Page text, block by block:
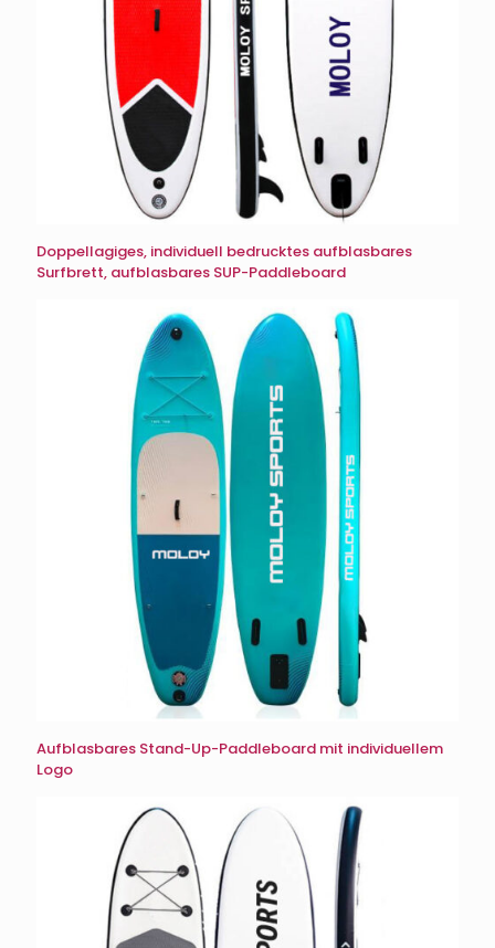
Doppellagiges, individuell bedrucktes aufblasbares
Surfbrett, aufblasbares SUP-Paddleboard
Aufblasbares Stand-Up-Paddleboard mit individuellem
Logo